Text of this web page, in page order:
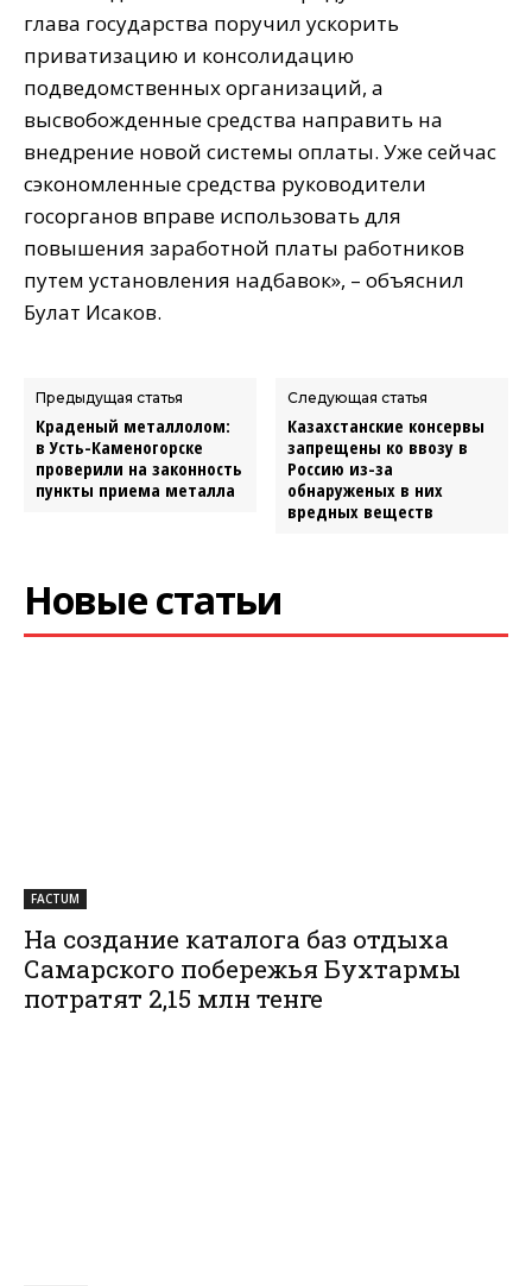
глава государства поручил ускорить
приватизацию и консолидацию
подведомственных организаций, а
высвобожденные средства направить на
внедрение новой системы оплаты. Уже сейчас
сэкономленные средства руководители
госорганов вправе использовать для
повышения заработной платы работников
путем установления надбавок», – объяснил
Булат Исаков.
Предыдущая статья
Краденый металлолом:
в Усть-Каменогорске
проверили на законность
пункты приема металла
Следующая статья
Казахстанские консервы
запрещены ко ввозу в
Россию из-за
обнаруженых в них
вредных веществ
Новые статьи
FACTUM
На создание каталога баз отдыха
Самарского побережья Бухтармы
потратят 2,15 млн тенге